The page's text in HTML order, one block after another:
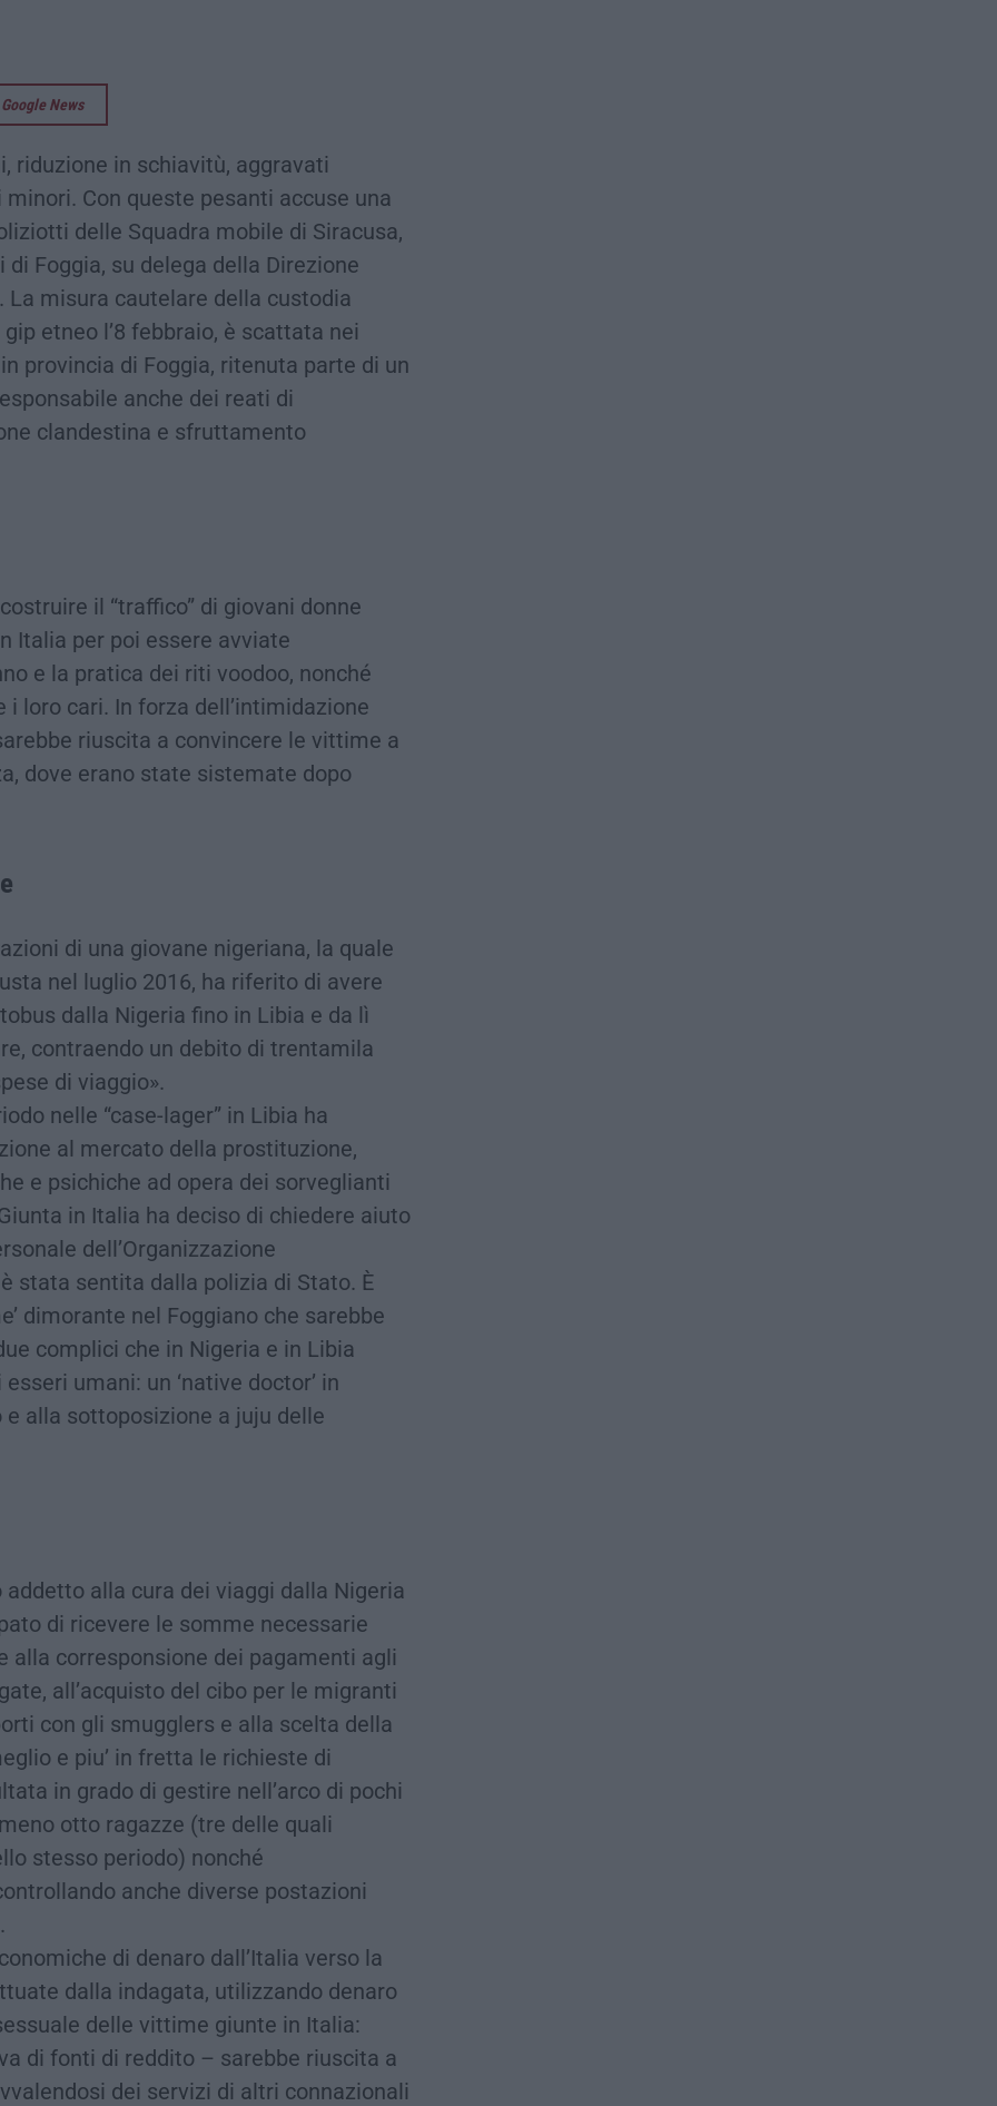
News
riduzione in schiavitù, aggravati
Con queste pesanti accuse una
delle Squadra mobile di Siracusa,
Foggia, su delega della Direzione
misura cautelare della custodia
etneo l’8 febbraio, è scattata nei
provincia di Foggia, ritenuta parte di un
anche dei reati di
clandestina e sfruttamento
il “traffico” di giovani donne
Italia per poi essere avviate
e la pratica dei riti voodoo, nonché
loro cari. In forza dell’intimidazione
riuscita a convincere le vittime a
dove erano state sistemate dopo
di una giovane nigeriana, la quale
nel luglio 2016, ha riferito di avere
dalla Nigeria fino in Libia e da lì
contraendo un debito di trentamila
di viaggio».
nelle “case-lager” in Libia ha
al mercato della prostituzione,
e psichiche ad opera dei sorveglianti
in Italia ha deciso di chiedere aiuto
dell’Organizzazione
stata sentita dalla polizia di Stato. È
dimorante nel Foggiano che sarebbe
complici che in Nigeria e in Libia
umani: un ‘native doctor’ in
alla sottoposizione a juju delle
addetto alla cura dei viaggi dalla Nigeria
di ricevere le somme necessarie
alla corresponsione dei pagamenti agli
all’acquisto del cibo per le migranti
con gli smugglers e alla scelta della
e piu’ in fretta le richieste di
in grado di gestire nell’arco di pochi
otto ragazze (tre delle quali
stesso periodo) nonché
anche diverse postazioni
di denaro dall’Italia verso la
dalla indagata, utilizzando denaro
delle vittime giunte in Italia:
di fonti di reddito – sarebbe riuscita a
dei servizi di altri connazionali